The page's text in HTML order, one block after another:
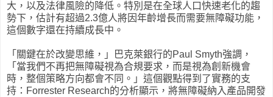
大，以及法律風險的降低。特別是在全球人口快速老化的趨
勢下，估計有超過2.3億人將因年齡增長而需要無障礙功能，
這個數字還在持續成長中。
「關鍵在於改變思維，」巴克萊銀行的Paul Smyth強調，
「當我們不再把無障礙視為合規要求，而是視為創新機會
時，整個策略方向都會不同。」這個觀點得到了實務的支
持：Forrester Research的分析顯示，將無障礙納入產品開發